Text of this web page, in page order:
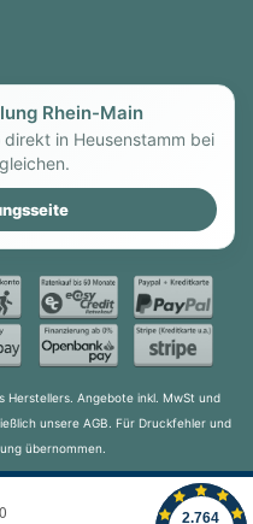
Rhein-Main
direkt in Heusenstamm bei
Herstellers. Angebote inkl. MwSt und
unsere AGB. Für Druckfehler und
übernommen.